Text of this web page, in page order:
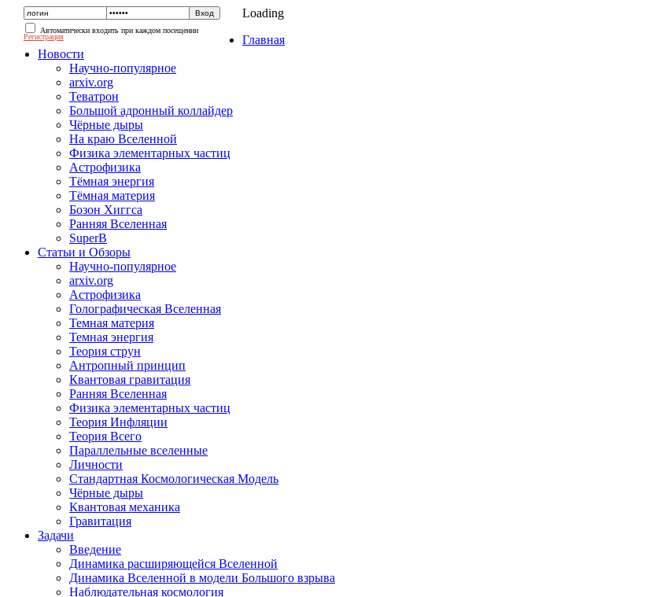
Автоматически входить при каждом посещении
Регистрация
Loading
Главная
Новости
Научно-популярное
arxiv.org
Теватрон
Большой адронный коллайдер
Чёрные дыры
На краю Вселенной
Физика элементарных частиц
Астрофизика
Тёмная энергия
Тёмная материя
Бозон Хиггса
Ранняя Вселенная
SuperB
Статьи и Обзоры
Научно-популярное
arxiv.org
Астрофизика
Голографическая Вселенная
Темная материя
Темная энергия
Теория струн
Антропный принцип
Квантовая гравитация
Ранняя Вселенная
Физика элементарных частиц
Теория Инфляции
Теория Всего
Параллельные вселенные
Личности
Стандартная Космологическая Модель
Чёрные дыры
Квантовая механика
Гравитация
Задачи
Введение
Динамика расширяющейся Вселенной
Динамика Вселенной в модели Большого взрыва
Наблюдательная космология